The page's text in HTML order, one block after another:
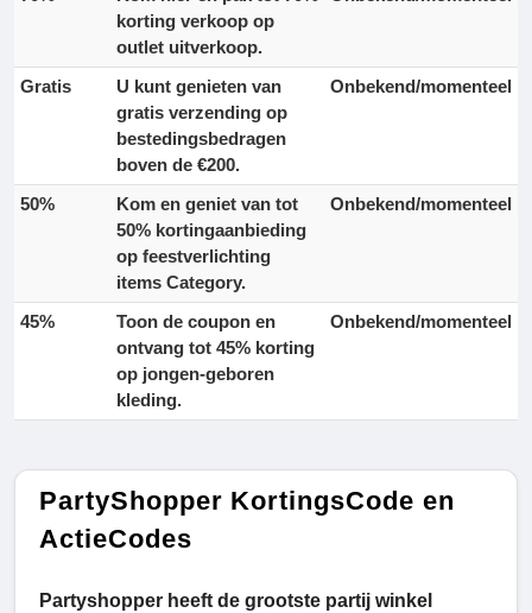
korting verkoop op
outlet uitverkoop.
Gratis
U kunt genieten van
gratis verzending op
bestedingsbedragen
boven de €200.
Onbekend/momenteel
50% Kom en geniet van tot
50% kortingaanbieding
op feestverlichting
items Category.
Onbekend/momenteel
45%
Toon de coupon en
ontvang tot 45% korting
op jongen-geboren
kleding.
Onbekend/momenteel
PartyShopper KortingsCode en
ActieCodes
Partyshopper heeft de grootste partij winkel